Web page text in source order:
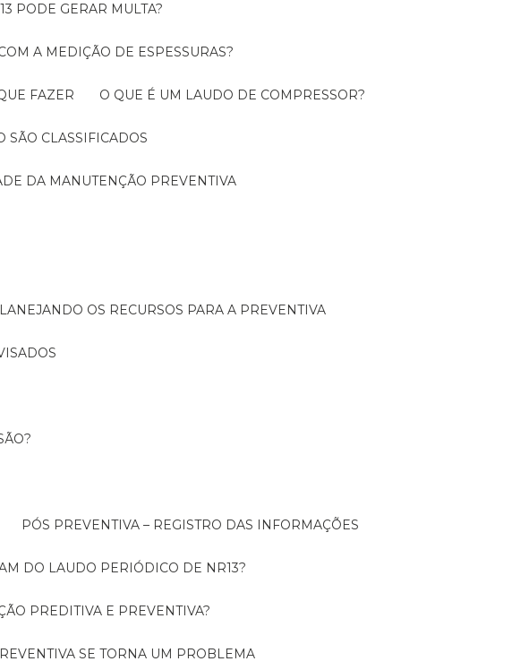
PODE GERAR MULTA?
A MEDIÇÃO DE ESPESSURAS?
FAZER O QUE É UM LAUDO DE COMPRESSOR?
SÃO CLASSIFICADOS
DA MANUTENÇÃO PREVENTIVA
PLANEJANDO OS RECURSOS PARA A PREVENTIVA
PÓS PREVENTIVA – REGISTRO DAS INFORMAÇÕES
DO LAUDO PERIÓDICO DE NR13?
PREDITIVA E PREVENTIVA?
SE TORNA UM PROBLEMA